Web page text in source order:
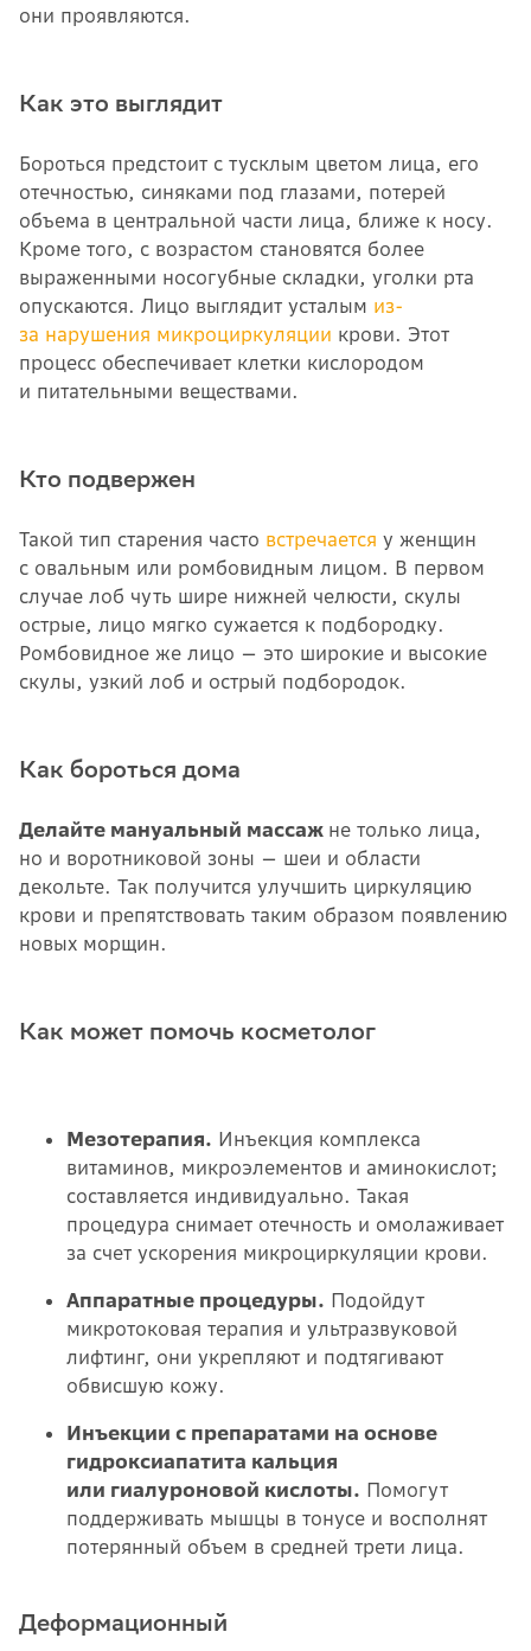
они проявляются.
Как это выглядит
Бороться предстоит с тусклым цветом лица, его
отечностью, синяками под глазами, потерей
объема в центральной части лица, ближе к носу.
Кроме того, с возрастом становятся более
выраженными носогубные складки, уголки рта
опускаются. Лицо выглядит усталым из-
за нарушения микроциркуляции крови. Этот
процесс обеспечивает клетки кислородом
и питательными веществами.
Кто подвержен
Такой тип старения часто встречается у женщин
с овальным или ромбовидным лицом. В первом
случае лоб чуть шире нижней челюсти, скулы
острые, лицо мягко сужается к подбородку.
Ромбовидное же лицо — это широкие и высокие
скулы, узкий лоб и острый подбородок.
Как бороться дома
Делайте мануальный массаж не только лица,
но и воротниковой зоны — шеи и области
декольте. Так получится улучшить циркуляцию
крови и препятствовать таким образом появлению
новых морщин.
Как может помочь косметолог
Мезотерапия. Инъекция комплекса
витаминов, микроэлементов и аминокислот;
составляется индивидуально. Такая
процедура снимает отечность и омолаживает
за счет ускорения микроциркуляции крови.
Аппаратные процедуры. Подойдут
микротоковая терапия и ультразвуковой
лифтинг, они укрепляют и подтягивают
обвисшую кожу.
Инъекции с препаратами на основе
гидроксиапатита кальция
или гиалуроновой кислоты. Помогут
поддерживать мышцы в тонусе и восполнят
потерянный объем в средней трети лица.
Деформационный